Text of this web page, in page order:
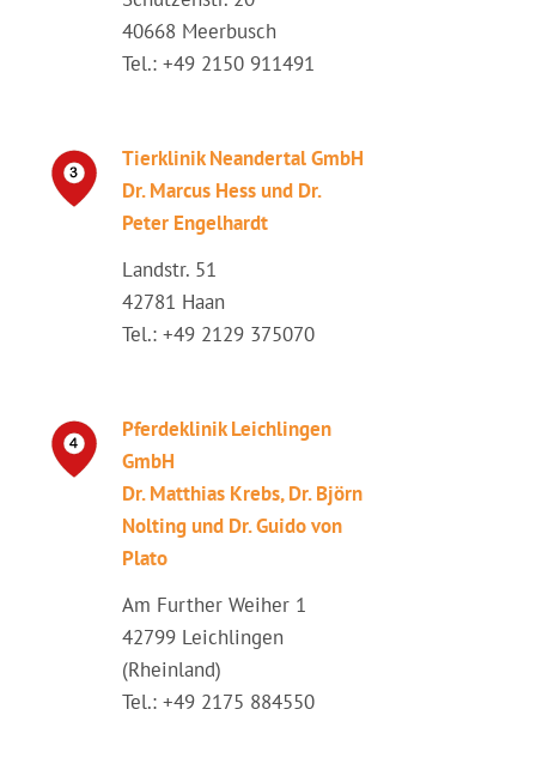
40668 Meerbusch
Tel.: +49 2150 911491
Tierklinik Neandertal GmbH
Dr. Marcus Hess und Dr.
Peter Engelhardt
Landstr. 51
42781 Haan
Tel.: +49 2129 375070
Pferdeklinik Leichlingen
GmbH
Dr. Matthias Krebs, Dr. Björn
Nolting und Dr. Guido von
Plato
Am Further Weiher 1
42799 Leichlingen
(Rheinland)
Tel.: +49 2175 884550